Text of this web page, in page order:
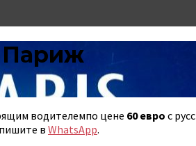
Париж
водителемпо цене 60 евро с
вWhatsApp.